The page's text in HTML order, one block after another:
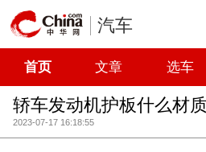
汽车
首页 文章 选车
轿车发动机护板什么材
2023-07-17 16:18:55